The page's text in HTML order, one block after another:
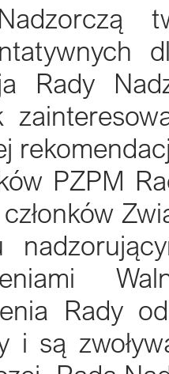
Rady
PZPM
członków
Rady
i są